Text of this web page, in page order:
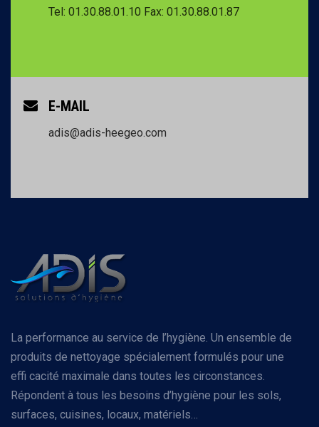
Tel: 01.30.88.01.10 Fax: 01.30.88.01.87
E-MAIL
adis@adis-heegeo.com
La performance au service de l’hygiène. Un ensemble de
produits de nettoyage spécialement formulés pour une
effi cacité maximale dans toutes les circonstances.
Répondent à tous les besoins d’hygiène pour les sols,
surfaces, cuisines, locaux, matériels…